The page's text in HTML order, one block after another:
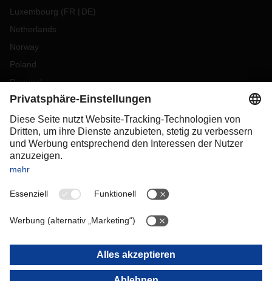
Luxembourg (FR DE)
Netherlands
Norway
Poland
Portugal
Romania
Slovakia
Spain
Sweden
Switzerland
OCEANIA